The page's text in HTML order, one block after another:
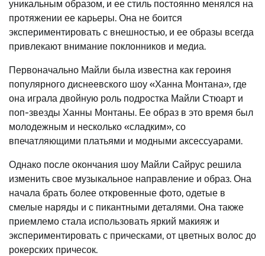
уникальным образом, и ее стиль постоянно менялся на
протяжении ее карьеры. Она не боится
экспериментировать с внешностью, и ее образы всегда
привлекают внимание поклонников и медиа.
Первоначально Майли была известна как героиня
популярного диснеевского шоу «Ханна Монтана», где
она играла двойную роль подростка Майли Стюарт и
поп-звезды Ханны Монтаны. Ее образ в это время был
молодежным и несколько «сладким», со
впечатляющими платьями и модными аксессуарами.
Однако после окончания шоу Майли Сайрус решила
изменить свое музыкальное направление и образ. Она
начала брать более откровенные фото, одетые в
смелые наряды и с пикантными деталями. Она также
приемлемо стала использовать яркий макияж и
экспериментировать с прическами, от цветных волос до
рокерских причесок.